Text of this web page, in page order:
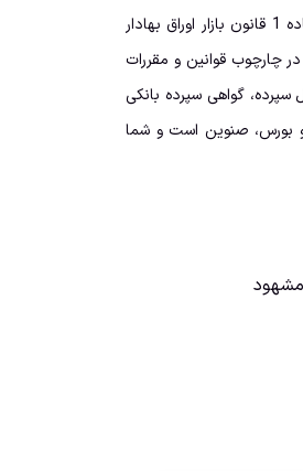
صندوق سرمایه‌گذاری سپهر‌اندیشه نوین در تاریخ 1390/04/05 با دریافت مجوز از سازمان بورس و اوراق بهادار (سبا) به عنوان صندوق سرمایه‌گذاری موضوع بند 20 ماده 1 قانون بازار اوراق بهادار
و امیدنامه و در چارچوب قوانین و مقررات
گواهی سپرده بانکی
بورس، صنوین است و شما